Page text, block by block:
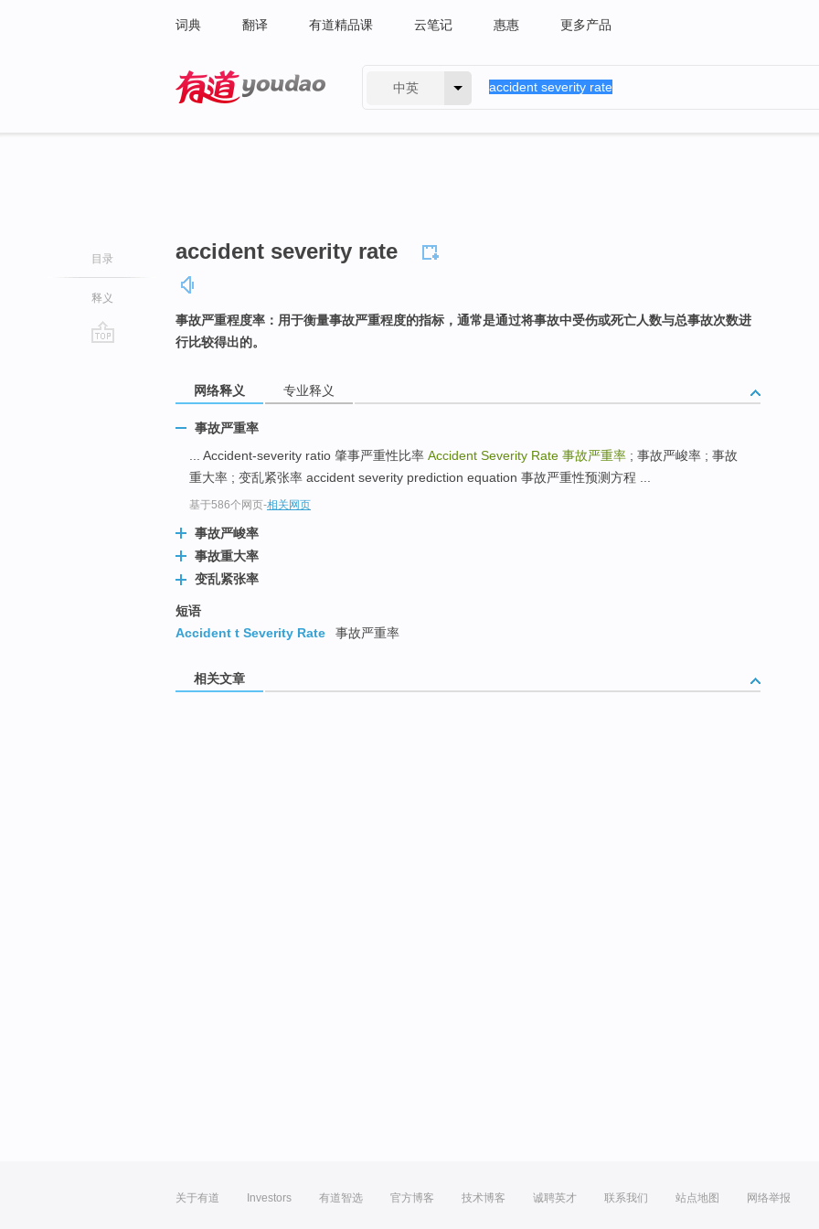
词典 翻译 有道精品课 云笔记 惠惠 更多产品
中英
目录
释义
accident severity rate
事故严重程度率：用于衡量事故严重程度的指标，通常是通过将事故中受伤或死亡人数与总事故次数进
行比较得出的。
网络释义 专业释义
事故严重率
... Accident-severity ratio 肇事严重性比率 Accident Severity Rate 事故严重率 ; 事故严峻率 ; 事故
重大率 ; 变乱紧张率 accident severity prediction equation 事故严重性预测方程 ...
基于586个网页-相关网页
事故严峻率
事故重大率
变乱紧张率
短语
Accident t Severity Rate
事故严重率
相关文章
关于有道 Investors 有道智选 官方博客 技术博客 诚聘英才 联系我们 站点地图 网络举报